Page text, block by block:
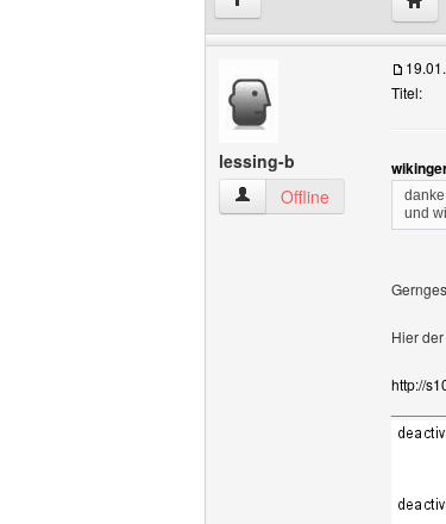
lessing-b
lessing-b Benutzer-Profile
Offline
Titel:
und
Hier
http://